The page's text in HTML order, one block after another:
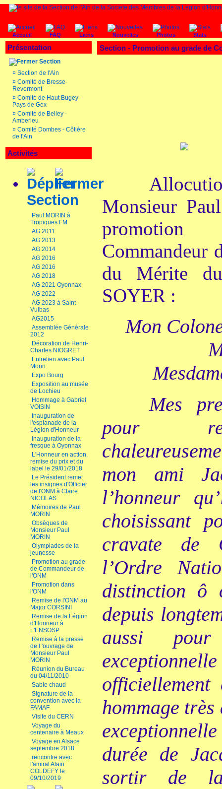
Accueil FAQ Liens Nouvelles Photos Stats
Présentation
Section
¤ Section de l'Ain
¤ Comité de Bresse-
Revermont
¤ Comité de Haut Bugey -
Pays de Gex
¤ Comité de Belley -
Amberieu
¤ Comité Dombes - Côtière
de l'Ain
Activités
Section
Paul MORIN à
Tropiques FM
AG 2011
AG 2013
AG 2014
AG 2016
AG 2016
AG 2018
AG 2021 Oyonnax
AG 2022
AG 2023 à Saint-
Vulbas
AG2015
Assemblée Générale
2012
Décoration de Henri-
Charles NIOGRET
Entretien avec Paul
Morin
Expo Bourg
Exposition au musée
de Lochieu
Hommage à Gabriel
VOISIN
Inauguration de
l'esplanade de la
Légion d'Honneur
Inauguration de la
fresque à Oyonnax
L'Honneur en action,
remise du prix et du
label le 29/01/2018
Le Président remet
les insignes d'Officier
de l'ONM à Claire
NICOLAS
Mémoires de Paul
MORIN
Obsèques de
Monsieur Paul
MORIN
Olympiades de la
jeunesse
Promotion au grade
de Commandeur de
l'ONM
Promotion dans
l'ONM
Remise de l'ONM au
Major CORSINI
Remise de la Légion
d'Honneur à
L'ENSOSP
Remise à la presse
de l 'ouvrage de
Monsieur Paul
MORIN
Réunion du Bureau
du 04/11/2010
Sable chaud
Signature de la
convention avec la
FAMAF
Visite du CERN
Voyage du
centenaire à Meaux
Voyage en Alsace
septembre 2018
rencontre avec
l'amiral Alain
COLDEFY le
09/10/2019
Section - Promotion au grade de
Monsieur
Commandeur
du Mérite du
SOYER :
Mon
Mes
pour
mon ami
l’honneur
choisissant
cravate de
l’Ordre
distinction ô
depuis
aussi
officiellement
hommage
durée de
sortir de la